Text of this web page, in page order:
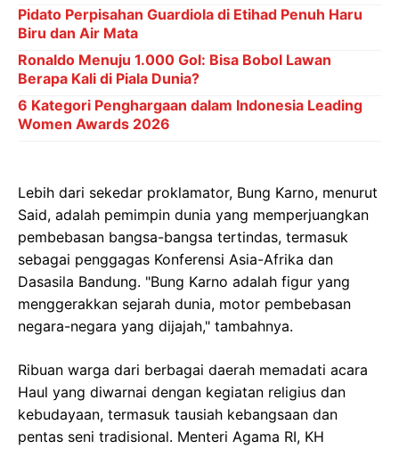
Pidato Perpisahan Guardiola di Etihad Penuh Haru
Biru dan Air Mata
Ronaldo Menuju 1.000 Gol: Bisa Bobol Lawan
Berapa Kali di Piala Dunia?
6 Kategori Penghargaan dalam Indonesia Leading
Women Awards 2026
Lebih dari sekedar proklamator, Bung Karno, menurut
Said, adalah pemimpin dunia yang memperjuangkan
pembebasan bangsa-bangsa tertindas, termasuk
sebagai penggagas Konferensi Asia-Afrika dan
Dasasila Bandung. "Bung Karno adalah figur yang
menggerakkan sejarah dunia, motor pembebasan
negara-negara yang dijajah," tambahnya.
Ribuan warga dari berbagai daerah memadati acara
Haul yang diwarnai dengan kegiatan religius dan
kebudayaan, termasuk tausiah kebangsaan dan
pentas seni tradisional. Menteri Agama RI, KH